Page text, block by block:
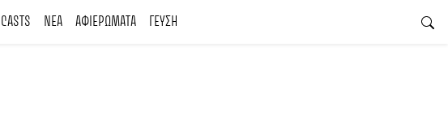
ΝΕΑ ΑΦΙΕΡΩΜΑΤΑ ΓΕΥΣΗ